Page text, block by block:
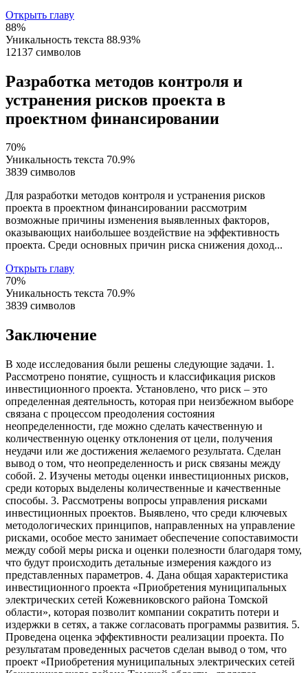
Открыть главу
88%
Уникальность текста 88.93%
12137 символов
Разработка методов контроля и
устранения рисков проекта в
проектном финансировании
70%
Уникальность текста 70.9%
3839 символов
Для разработки методов контроля и устранения рисков
проекта в проектном финансировании рассмотрим
возможные причины изменения выявленных факторов,
оказывающих наибольшее воздействие на эффективность
проекта. Среди основных причин риска снижения доход...
Открыть главу
70%
Уникальность текста 70.9%
3839 символов
Заключение
В ходе исследования были решены следующие задачи. 1.
Рассмотрено понятие, сущность и классификация рисков
инвестиционного проекта. Установлено, что риск – это
определенная деятельность, которая при неизбежном выборе
связана с процессом преодоления состояния
неопределенности, где можно сделать качественную и
количественную оценку отклонения от цели, получения
неудачи или же достижения желаемого результата. Сделан
вывод о том, что неопределенность и риск связаны между
собой. 2. Изучены методы оценки инвестиционных рисков,
среди которых выделены количественные и качественные
способы. 3. Рассмотрены вопросы управления рисками
инвестиционных проектов. Выявлено, что среди ключевых
методологических принципов, направленных на управление
рисками, особое место занимает обеспечение сопоставимости
между собой меры риска и оценки полезности благодаря тому,
что будут происходить детальные измерения каждого из
представленных параметров. 4. Дана общая характеристика
инвестиционного проекта «Приобретения муниципальных
электрических сетей Кожевниковского района Томской
области», которая позволит компании сократить потери и
издержки в сетях, а также согласовать программы развития. 5.
Проведена оценка эффективности реализации проекта. По
результатам проведенных расчетов сделан вывод о том, что
проект «Приобретения муниципальных электрических сетей